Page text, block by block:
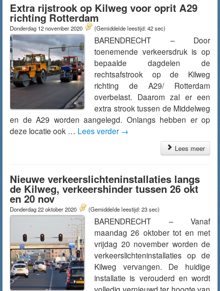
Extra rijstrook op Kilweg voor oprit A29
richting Rotterdam
Donderdag 12 november 2020 (Gemiddelde leestijd: 42 sec)
BARENDRECHT – Door
toenemende verkeersdruk is op
bepaalde dagdelen de
rechtsafstrook op de Kilweg
richting de A29/ Rotterdam
overbelast. Daarom zal er een
extra strook tussen de Middelweg
en de A29 worden aangelegd. Onlangs hebben er op
deze locatie ook … Lees verder →
Lees meer
Nieuwe verkeerslichteninstallaties langs
de Kilweg, verkeershinder tussen 26 okt
en 20 nov
Donderdag 22 oktober 2020 (Gemiddelde leestijd: 23 sec)
BARENDRECHT – Vanaf
maandag 26 oktober tot en met
vrijdag 20 november worden de
verkeerslichteninstallaties op de
Kilweg vervangen. De huidige
installatie is verouderd en wordt